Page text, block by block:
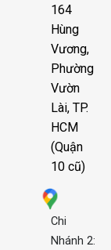
164
Hùng
Vương,
Phường
Vườn
Lài, TP.
HCM
(Quận
10 cũ)
Chi
Nhánh 2: